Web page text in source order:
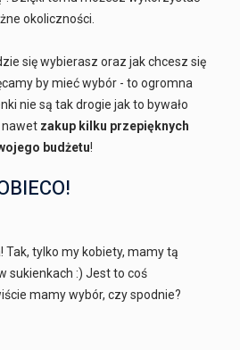
okoliczności.
się wybierasz oraz jak chcesz się
by mieć wybór - to ogromna
nie są tak drogie jak to bywało
nawet zakup kilku przepięknych
budżetu!
Tak, tylko my kobiety, mamy tą
sukienkach :) Jest to coś
mamy wybór, czy spodnie?